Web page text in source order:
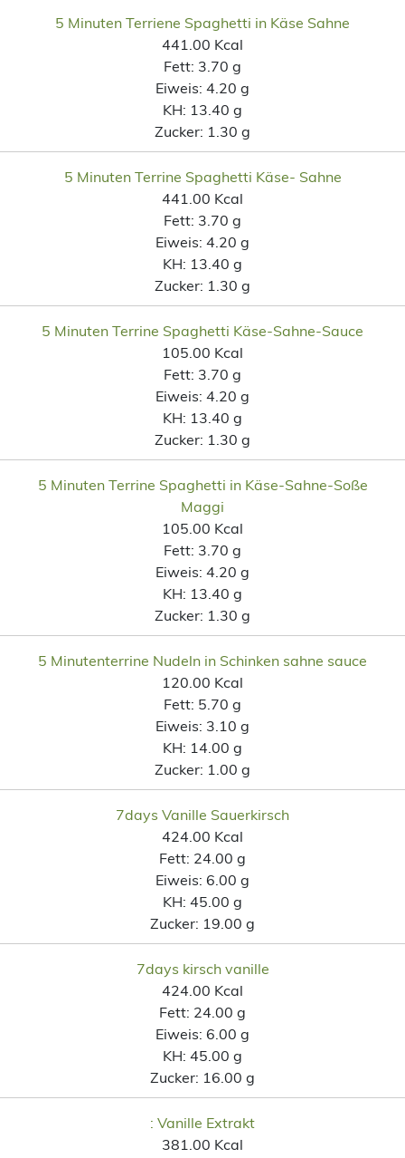
5 Minuten Terriene Spaghetti in Käse Sahne
441.00 Kcal
Fett: 3.70 g
Eiweis: 4.20 g
KH: 13.40 g
Zucker: 1.30 g
5 Minuten Terrine Spaghetti Käse- Sahne
441.00 Kcal
Fett: 3.70 g
Eiweis: 4.20 g
KH: 13.40 g
Zucker: 1.30 g
5 Minuten Terrine Spaghetti Käse-Sahne-Sauce
105.00 Kcal
Fett: 3.70 g
Eiweis: 4.20 g
KH: 13.40 g
Zucker: 1.30 g
5 Minuten Terrine Spaghetti in Käse-Sahne-Soße
Maggi
105.00 Kcal
Fett: 3.70 g
Eiweis: 4.20 g
KH: 13.40 g
Zucker: 1.30 g
5 Minutenterrine Nudeln in Schinken sahne sauce
120.00 Kcal
Fett: 5.70 g
Eiweis: 3.10 g
KH: 14.00 g
Zucker: 1.00 g
7days Vanille Sauerkirsch
424.00 Kcal
Fett: 24.00 g
Eiweis: 6.00 g
KH: 45.00 g
Zucker: 19.00 g
7days kirsch vanille
424.00 Kcal
Fett: 24.00 g
Eiweis: 6.00 g
KH: 45.00 g
Zucker: 16.00 g
: Vanille Extrakt
381.00 Kcal